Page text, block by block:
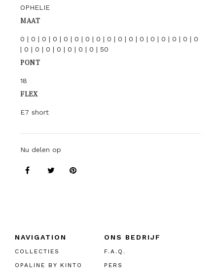
OPHELIE
MAAT
0 | 0 | 0 | 0 | 0 | 0 | 0 | 0 | 0 | 0 | 0 | 0 | 0 | 0 | 0 | 0 | 0
| 0 | 0 | 0 | 0 | 0 | 0 | 0 | 50
PONT
18
FLEX
E7 short
Nu delen op
NAVIGATION
COLLECTIES
OPALINE BY KINTO
ONS BEDRIJF
F.A.Q.
PERS